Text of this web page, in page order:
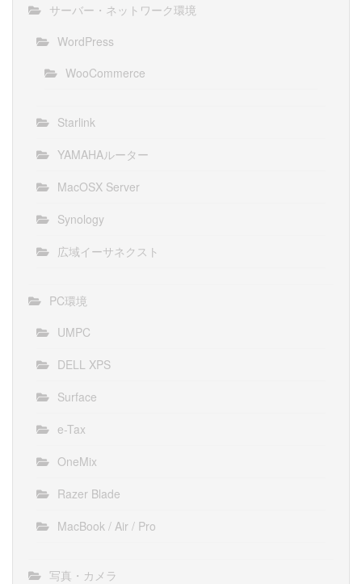
サーバー・ネットワーク環境
WordPress
WooCommerce
Starlink
YAMAHAルーター
MacOSX Server
Synology
広域イーサネクスト
PC環境
UMPC
DELL XPS
Surface
e-Tax
OneMix
Razer Blade
MacBook / Air / Pro
写真・カメラ